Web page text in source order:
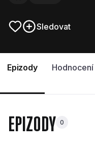
Sledovat
Epizody Hodnocení
EPIZODY 0